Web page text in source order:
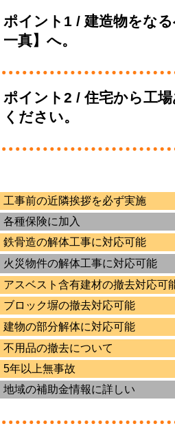
ポイント1 / 建造物をな
一真】へ。
ポイント2 / 住宅から工
ください。
工事前の近隣挨拶を必ず実施
各種保険に加入
鉄骨造の解体工事に対応可能
火災物件の解体工事に対応可能
アスベスト含有建材の撤去対応可
ブロック塀の撤去対応可能
建物の部分解体に対応可能
不用品の撤去について
5年以上無事故
地域の補助金情報に詳しい